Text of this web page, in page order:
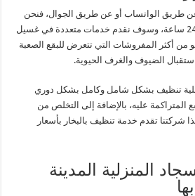
طريق الواتساب أو عن طريق الجوال، فنحن
نعمل على مدار اليوم خدمة 24 ساعة، وسوف نقدم خدمات متعددة في غسيل
من أكثر المفروشات التي تتعرض للبقع الصعبة
الضيوف والغرف الحيوية.
تنظيف بشكل شامل وكامل بشكل دوري
المتراكمة عليه، بالإضافة إلى التخلص من
شركتنا تقدم خدمة تنظيف بالبخار بأسعار
المنزلية المدينة